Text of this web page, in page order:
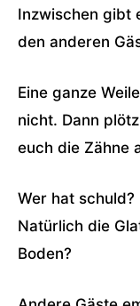
Inzwischen gibt
den anderen
Eine ganze
nicht. Dann
euch die Zähne
Wer hat schuld?
Natürlich die
Boden?